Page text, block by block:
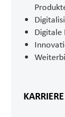
KARRIERE